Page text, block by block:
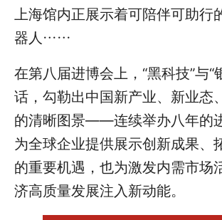
上海馆内正展示着可陪伴可助行
器人……
在第八届进博会上，“黑科技”与“
话，勾勒出中国新产业、新业态
的清晰图景——连续举办八年的
为全球企业提供展示创新成果、
的重要机遇，也为激发内需市场
济高质量发展注入新动能。